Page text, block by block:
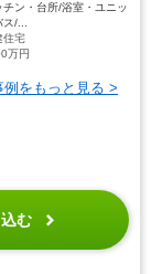
チン・台所/浴室・ユニッ
ス/...
住宅
万円
例をもっと見る >
む